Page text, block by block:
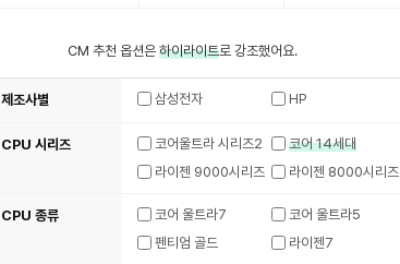
CM 추천 옵션은 하이라이트로 강조했어요.
제조사별 삼성전자 HP
CPU 시리즈 코어울트라 시리즈2 코어 14세대
라이젠 9000시리즈
라이젠 8000시리즈
CPU 종류 코어 울트라7 코어 울트라5
펜티엄 골드
라이젠7